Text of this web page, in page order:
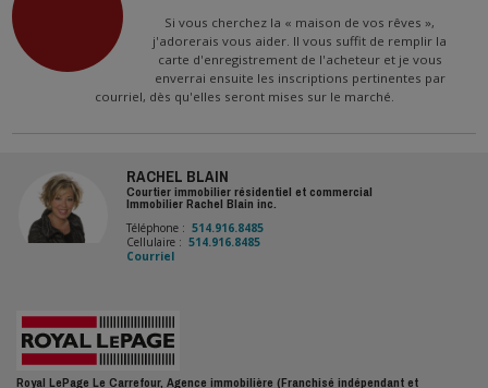
Si vous cherchez la « maison de vos rêves »,
j'adorerais vous aider. Il vous suffit de remplir la
carte d'enregistrement de l'acheteur et je vous
enverrai ensuite les inscriptions pertinentes par
courriel, dès qu'elles seront mises sur le marché.
RACHEL BLAIN
Courtier immobilier résidentiel et commercial
Immobilier Rachel Blain inc.
Téléphone : 514.916.8485
Cellulaire : 514.916.8485
Courriel
Royal LePage Le Carrefour, Agence immobilière (Franchisé indépendant et